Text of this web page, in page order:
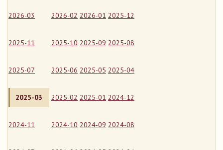
2026-03 2026-02 2026-01 2025-12
2025-11 2025-10 2025-09 2025-08
2025-07 2025-06 2025-05 2025-04
2025-03 2025-02 2025-01 2024-12
2024-11 2024-10 2024-09 2024-08